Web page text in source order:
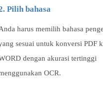
Pilih bahasa
harus memilih bahasa
sesuai untuk konversi PDF
dengan akurasi tertinggi
OCR.